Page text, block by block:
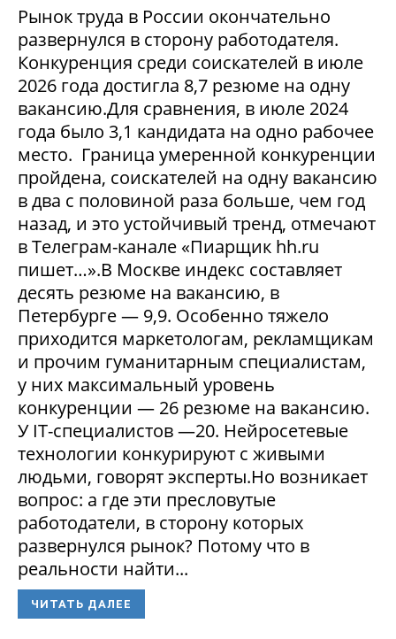
Рынок труда в России окончательно
развернулся в сторону работодателя.
Конкуренция среди соискателей в июле
2026 года достигла 8,7 резюме на одну
вакансию.Для сравнения, в июле 2024
года было 3,1 кандидата на одно рабочее
место. Граница умеренной конкуренции
пройдена, соискателей на одну вакансию
в два с половиной раза больше, чем год
назад, и это устойчивый тренд, отмечают
в Телеграм-канале «Пиарщик hh.ru
пишет…».В Москве индекс составляет
десять резюме на вакансию, в
Петербурге — 9,9. Особенно тяжело
приходится маркетологам, рекламщикам
и прочим гуманитарным специалистам,
у них максимальный уровень
конкуренции — 26 резюме на вакансию.
У IT-специалистов —20. Нейросетевые
технологии конкурируют с живыми
людьми, говорят эксперты.Но возникает
вопрос: а где эти пресловутые
работодатели, в сторону которых
развернулся рынок? Потому что в
реальности найти...
ЧИТАТЬ ДАЛЕЕ